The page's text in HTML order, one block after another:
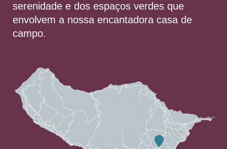
serenidade e dos espaços verdes que
envolvem a nossa encantadora casa de
campo.